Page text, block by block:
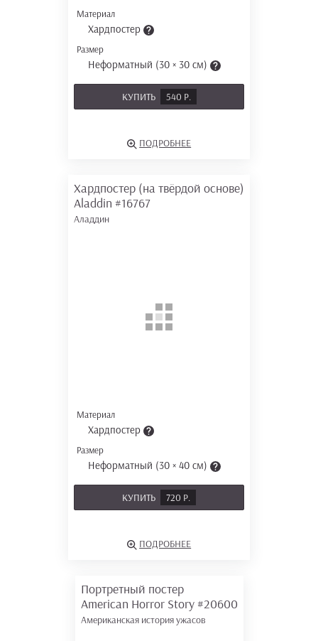
Материал
Хардпостер
Размер
Неформатный (30 × 30 см)
КУПИТЬ 540 Р.
ПОДРОБНЕЕ
Хардпостер (на твёрдой основе)
Aladdin #16767
Аладдин
Материал
Хардпостер
Размер
Неформатный (30 × 40 см)
КУПИТЬ 720 Р.
ПОДРОБНЕЕ
Портретный постер
American Horror Story #20600
Американская история ужасов